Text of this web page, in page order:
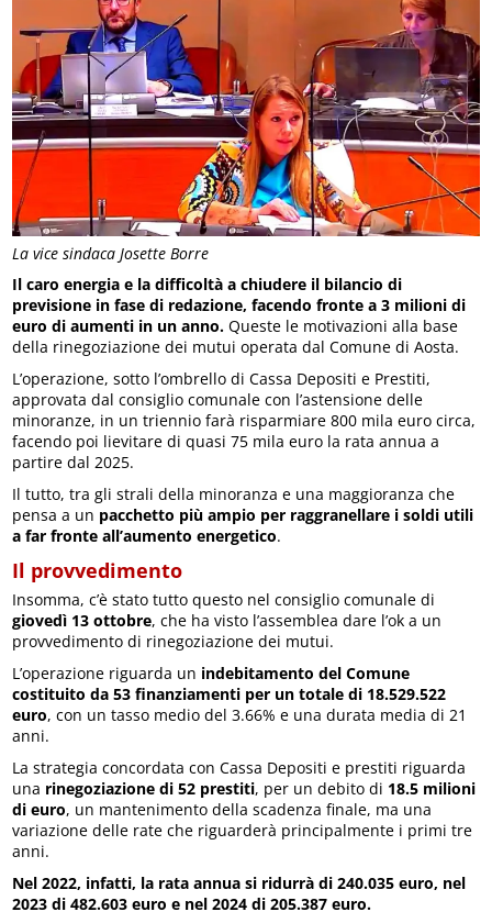
La vice sindaca Josette Borre
Il caro energia e la difficoltà a chiudere il bilancio di
previsione in fase di redazione, facendo fronte a 3 milioni di
euro di aumenti in un anno. Queste le motivazioni alla base
della rinegoziazione dei mutui operata dal Comune di Aosta.
L’operazione, sotto l’ombrello di Cassa Depositi e Prestiti,
approvata dal consiglio comunale con l’astensione delle
minoranze, in un triennio farà risparmiare 800 mila euro circa,
facendo poi lievitare di quasi 75 mila euro la rata annua a
partire dal 2025.
Il tutto, tra gli strali della minoranza e una maggioranza che
pensa a un pacchetto più ampio per raggranellare i soldi utili
a far fronte all’aumento energetico.
Il provvedimento
Insomma, c’è stato tutto questo nel consiglio comunale di
giovedì 13 ottobre, che ha visto l’assemblea dare l’ok a un
provvedimento di rinegoziazione dei mutui.
L’operazione riguarda un indebitamento del Comune
costituito da 53 finanziamenti per un totale di 18.529.522
euro, con un tasso medio del 3.66% e una durata media di 21
anni.
La strategia concordata con Cassa Depositi e prestiti riguarda
una rinegoziazione di 52 prestiti, per un debito di 18.5 milioni
di euro, un mantenimento della scadenza finale, ma una
variazione delle rate che riguarderà principalmente i primi tre
anni.
Nel 2022, infatti, la rata annua si ridurrà di 240.035 euro, nel
2023 di 482.603 euro e nel 2024 di 205.387 euro.